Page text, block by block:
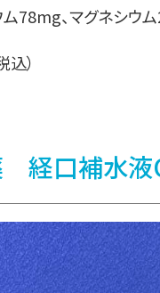
ム78mg、マグネシウ
込）
口補水液